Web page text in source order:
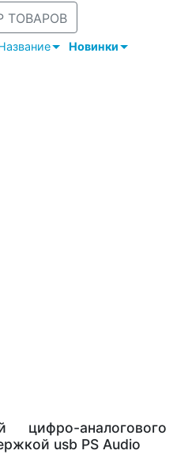
ТОВАРОВ
Новинки
аналогового
usb PS Audio